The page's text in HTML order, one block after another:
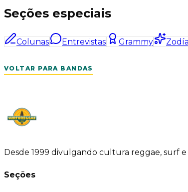
Seções especiais
Colunas Entrevistas Grammy
VOLTAR PARA BANDAS
Desde 1999 divulgando cultura reggae, surf
Seções